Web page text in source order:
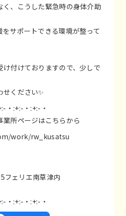
く、こうした緊急時の身体介助
サポートできる環境が整って
け付けておりますので、少しで
ください✨
・:+:-・:+:-・
所ページはこちらから
work/rw_kusatsu
フェリエ南草津内
・:+:-・:+:-・